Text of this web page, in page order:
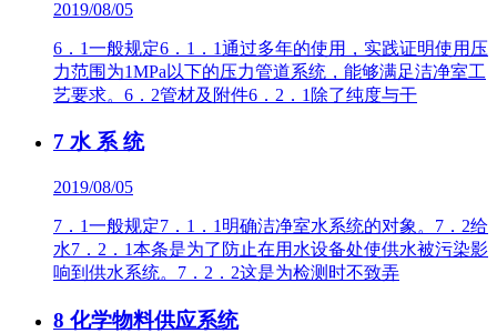
2019/08/05
6．1一般规定6．1．1通过多年的使用，实践证明使用压
力范围为1MPa以下的压力管道系统，能够满足洁净室工
艺要求。6．2管材及附件6．2．1除了纯度与干
7 水 系 统
2019/08/05
7．1一般规定7．1．1明确洁净室水系统的对象。7．2给
水7．2．1本条是为了防止在用水设备处使供水被污染影
响到供水系统。7．2．2这是为检测时不致弄
8 化学物料供应系统